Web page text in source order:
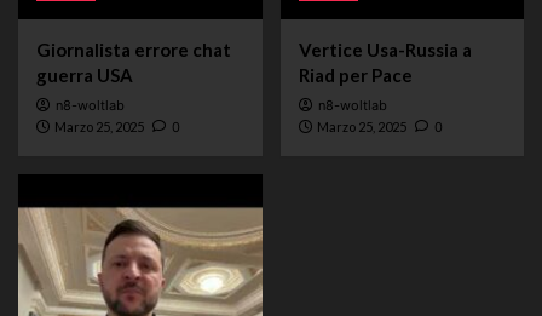
Giornalista errore chat
guerra USA
n8-woltlab
Marzo 25, 2025 0
Vertice Usa-Russia a
Riad per Pace
n8-woltlab
Marzo 25, 2025 0